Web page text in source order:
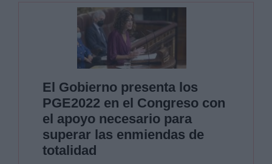
El Gobierno presenta los
PGE2022 en el Congreso con
el apoyo necesario para
superar las enmiendas de
totalidad